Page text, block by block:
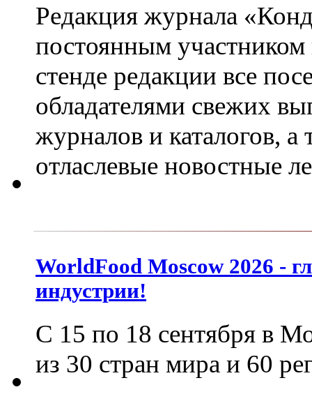
Редакция журнала
постоянным
стенде редакции все
обладателями свежих
журналов и каталогов,
отласлевые новостные
WorldFood Moscow 2026 -
индустрии!
С 15 по 18 сентября в
из 30 стран мира и 60